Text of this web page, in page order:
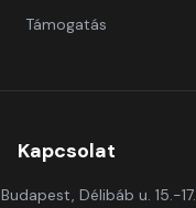
Támogatás
Kapcsolat
Délibáb u. 15.-17.